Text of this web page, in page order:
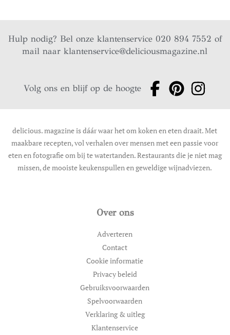
Hulp nodig? Bel onze klantenservice 020 894 7552 of
mail naarklantenservice@deliciousmagazine.nl
Volg ons en blijf op de hoogte
delicious. magazine is dáár waar het om koken en eten draait. Met
maakbare recepten, vol verhalen over mensen met een passie voor
eten en fotografie om bij te watertanden. Restaurants die je niet mag
missen, de mooiste keukenspullen en geweldige wijnadviezen.
Over ons
Adverteren
Contact
Cookie informatie
Privacy beleid
Gebruiksvoorwaarden
Spelvoorwaarden
Verklaring & uitleg
Klantenservice